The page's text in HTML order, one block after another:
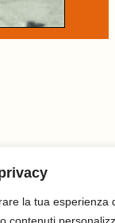
la tua esperienza